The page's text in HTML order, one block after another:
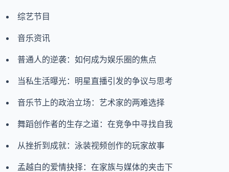
综艺节目
音乐资讯
普通人的逆袭：如何成为娱乐圈的焦点
当私生活曝光：明星直播引发的争议与思考
音乐节上的政治立场：艺术家的两难选择
舞蹈创作者的生存之道：在竞争中寻找自我
从挫折到成就：泳装视频创作的玩家故事
孟越白的爱情抉择：在家族与媒体的夹击下